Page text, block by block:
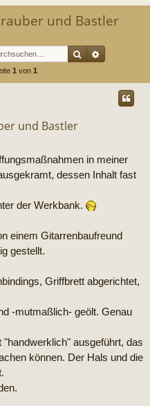
de
und Bastler
Suche
1 von 1
und Bastler
in meiner
dessen Inhalt fast
der Werkbank.
einem Gitarrenbaufreund
gestellt.
Griffbrett abgerichtet,
-mutmaßlich- geölt. Genau
ausgeführt, das
können. Der Hals und die